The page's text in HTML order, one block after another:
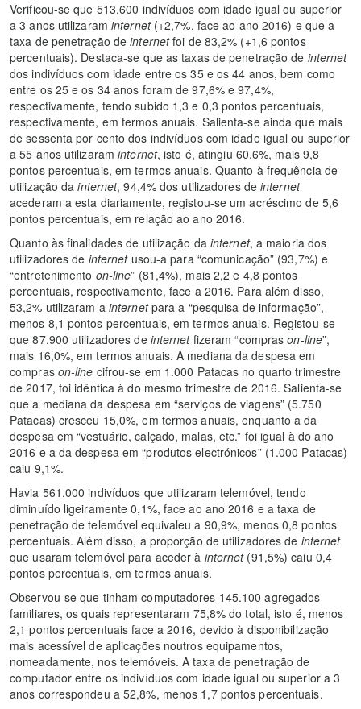
Verificou-se que 513.600 indivíduos com idade igual ou superior
a 3 anos utilizaram internet(+2,7%, face ao ano 2016) e que a
taxa de penetração deinternetfoi de 83,2% (+1,6 pontos
percentuais). Destaca-se que as taxas de penetração de internet
dos indivíduos com idade entre os 35 e os 44 anos, bem como
entre os 25 e os 34 anos foram de 97,6% e 97,4%,
respectivamente, tendo subido 1,3 e 0,3 pontos percentuais,
respectivamente, em termos anuais. Salienta-se ainda que mais
de sessenta por cento dos indivíduos com idade igual ou superior
a 55 anos utilizaraminternet, isto é, atingiu 60,6%, mais 9,8
pontos percentuais, em termos anuais. Quanto à frequência de
utilização dainternet, 94,4% dos utilizadores deinternet
acederam a esta diariamente, registou-se um acréscimo de 5,6
pontos percentuais, em relação ao ano 2016.
Quanto às finalidades de utilização da internet, a maioria dos
utilizadores de internetusou-a para “comunicação” (93,7%) e
“entretenimento on-line” (81,4%), mais 2,2 e 4,8 pontos
percentuais, respectivamente, face a 2016. Para além disso,
53,2% utilizaram a internetpara a “pesquisa de informação”,
menos 8,1 pontos percentuais, em termos anuais. Registou-se
que 87.900 utilizadores de internetfizeram “comprason-line”,
mais 16,0%, em termos anuais. A mediana da despesa em
compras on-line cifrou-se em 1.000 Patacas no quarto trimestre
de 2017, foi idêntica à do mesmo trimestre de 2016. Salienta-se
que a mediana da despesa em “serviços de viagens” (5.750
Patacas) cresceu 15,0%, em termos anuais, enquanto a da
despesa em “vestuário, calçado, malas, etc.” foi igual à do ano
2016 e a da despesa em “produtos electrónicos” (1.000 Patacas)
caiu 9,1%.
Havia 561.000 indivíduos que utilizaram telemóvel, tendo
diminuído ligeiramente 0,1%, face ao ano 2016 e a taxa de
penetração de telemóvel equivaleu a 90,9%, menos 0,8 pontos
percentuais. Além disso, a proporção de utilizadores de internet
que usaram telemóvel para aceder à internet(91,5%) caiu 0,4
pontos percentuais, em termos anuais.
Observou-se que tinham computadores 145.100 agregados
familiares, os quais representaram 75,8% do total, isto é, menos
2,1 pontos percentuais face a 2016, devido à disponibilização
mais acessível de aplicações noutros equipamentos,
nomeadamente, nos telemóveis. A taxa de penetração de
computador entre os indivíduos com idade igual ou superior a 3
anos correspondeu a 52,8%, menos 1,7 pontos percentuais.